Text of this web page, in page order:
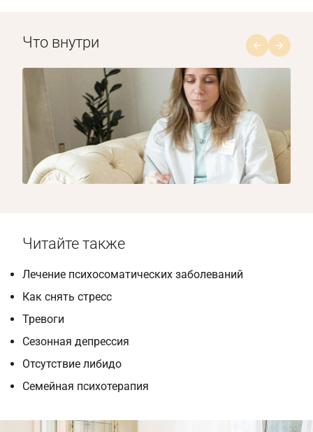
Что внутри
1/8
Читайте также
Лечение психосоматических заболеваний
Как снять стресс
Тревоги
Сезонная депрессия
Отсутствие либидо
Семейная психотерапия